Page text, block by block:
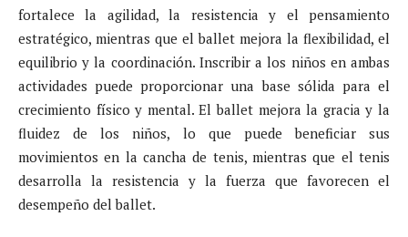
fortalece la agilidad, la resistencia y el pensamiento
estratégico, mientras que el ballet mejora la flexibilidad, el
equilibrio y la coordinación. Inscribir a los niños en ambas
actividades puede proporcionar una base sólida para el
crecimiento físico y mental. El ballet mejora la gracia y la
fluidez de los niños, lo que puede beneficiar sus
movimientos en la cancha de tenis, mientras que el tenis
desarrolla la resistencia y la fuerza que favorecen el
desempeño del ballet.